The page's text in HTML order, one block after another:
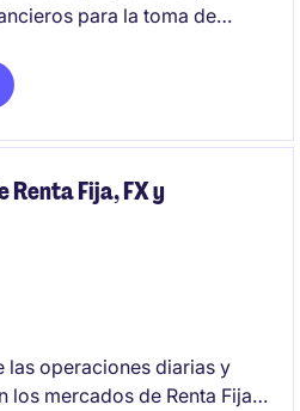
para la toma de
en procesos
Renta Fija, FX y
las operaciones diarias y
los mercados de Renta Fija